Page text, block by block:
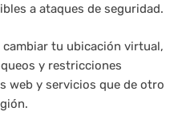
a ataques de seguridad.
cambiar tu ubicación virtual,
y restricciones
web y servicios que de otro